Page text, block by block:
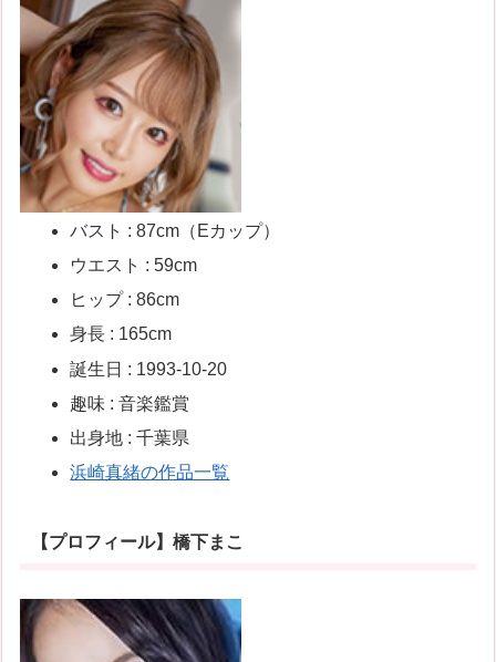
バスト : 87cm（Eカップ）
ウエスト : 59cm
ヒップ : 86cm
身長 : 165cm
誕生日 : 1993-10-20
趣味 : 音楽鑑賞
出身地 : 千葉県
浜崎真緒の作品一覧
【プロフィール】橋下まこ